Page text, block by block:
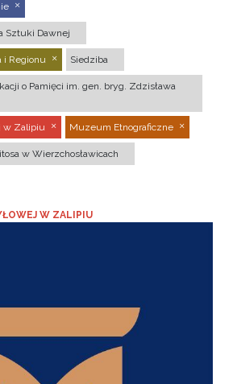
Sztuki Dawnej
i Regionu Siedziba
o Pamięci im. gen. bryg. Zdzisława
w Zalipiu Muzeum Etnograficzne
w Wierzchosławicach
W ZALIPIU